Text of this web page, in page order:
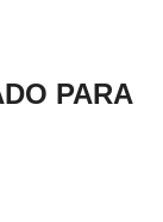
PARA